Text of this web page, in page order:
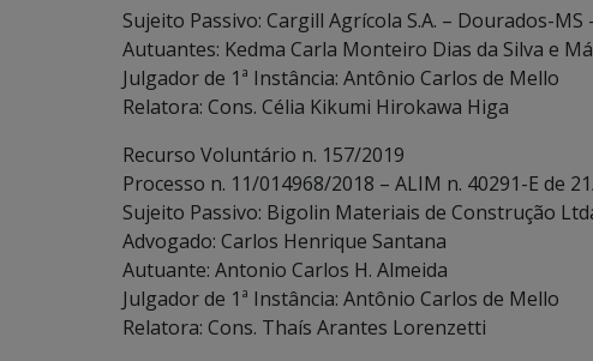
Sujeito Passivo: Cargill Agrícola S.A. – Dourados-MS
Autuantes: Kedma Carla Monteiro Dias da Silva e
Julgador de 1ª Instância: Antônio Carlos de Mello
Relatora: Cons. Célia Kikumi Hirokawa Higa
Recurso Voluntário n. 157/2019
Processo n. 11/014968/2018 – ALIM n. 40291-E de
Sujeito Passivo: Bigolin Materiais de Construção
Advogado: Carlos Henrique Santana
Autuante: Antonio Carlos H. Almeida
Julgador de 1ª Instância: Antônio Carlos de Mello
Relatora: Cons. Thaís Arantes Lorenzetti